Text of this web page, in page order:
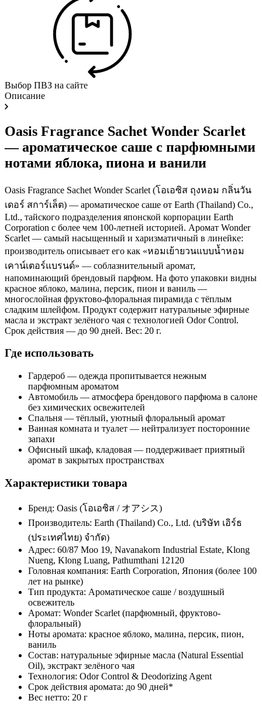
Выбор ПВЗ на сайте
Описание
Oasis Fragrance Sachet Wonder Scarlet
— ароматическое саше с парфюмными
нотами яблока, пиона и ванили
Oasis Fragrance Sachet Wonder Scarlet (โอเอซิส ถุงหอม กลิ่นวัน
เดอร์ สการ์เล็ต) — ароматическое саше от Earth (Thailand) Co.,
Ltd., тайского подразделения японской корпорации Earth
Corporation с более чем 100-летней историей. Аромат Wonder
Scarlet — самый насыщенный и харизматичный в линейке:
производитель описывает его как «หอมเย้ายวนแบบน้ำหอม
เคาน์เตอร์แบรนด์» — соблазнительный аромат,
напоминающий брендовый парфюм. На фото упаковки видны
красное яблоко, малина, персик, пион и ваниль —
многослойная фруктово-флоральная пирамида с тёплым
сладким шлейфом. Продукт содержит натуральные эфирные
масла и экстракт зелёного чая с технологией Odor Control.
Срок действия — до 90 дней. Вес: 20 г.
Где использовать
Гардероб — одежда пропитывается нежным
парфюмным ароматом
Автомобиль — атмосфера брендового парфюма в салоне
без химических освежителей
Спальня — тёплый, уютный флоральный аромат
Ванная комната и туалет — нейтрализует посторонние
запахи
Офисный шкаф, кладовая — поддерживает приятный
аромат в закрытых пространствах
Характеристики товара
Бренд: Oasis (โอเอซิส / オアシス)
Производитель: Earth (Thailand) Co., Ltd. (บริษัท เอิร์ธ
(ประเทศไทย) จำกัด)
Адрес: 60/87 Moo 19, Navanakorn Industrial Estate, Klong
Nueng, Klong Luang, Pathumthani 12120
Головная компания: Earth Corporation, Япония (более 100
лет на рынке)
Тип продукта: Ароматическое саше / воздушный
освежитель
Аромат: Wonder Scarlet (парфюмный, фруктово-
флоральный)
Ноты аромата: красное яблоко, малина, персик, пион,
ваниль
Состав: натуральные эфирные масла (Natural Essential
Oil), экстракт зелёного чая
Технология: Odor Control & Deodorizing Agent
Срок действия аромата: до 90 дней*
Вес нетто: 20 г